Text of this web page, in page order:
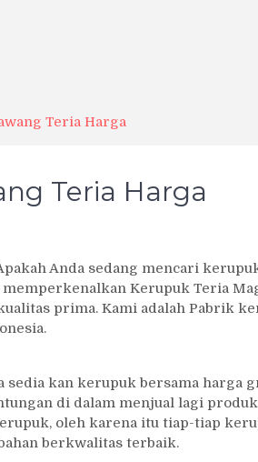
Teria Harga
Teria Harga
Anda sedang mencari
Kerupuk Teria
prima. Kami adalah Pabrik
sedia kan kerupuk bersama harga
di dalam menjual lagi
oleh karena itu tiap-tiap
berkwalitas terbaik.